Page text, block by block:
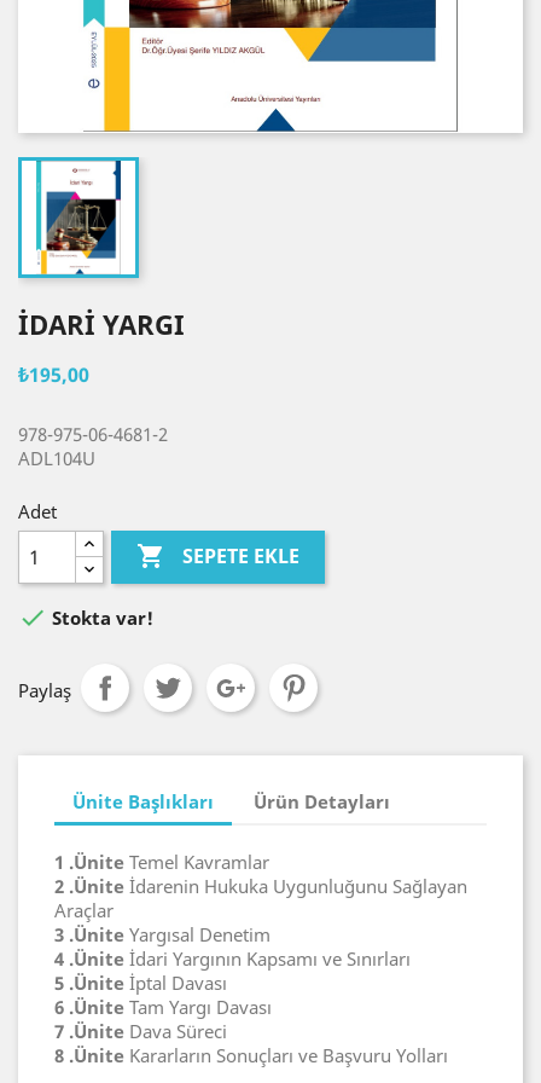
İDARİ YARGI
₺195,00
978-975-06-4681-2
ADL104U
Adet
 SEPETE EKLE
 Stokta var!
Paylaş
Ünite Başlıkları Ürün Detayları
1 .Ünite Temel Kavramlar
2 .Ünite İdarenin Hukuka Uygunluğunu Sağlayan
Araçlar
3 .Ünite Yargısal Denetim
4 .Ünite İdari Yargının Kapsamı ve Sınırları
5 .Ünite İptal Davası
6 .Ünite Tam Yargı Davası
7 .Ünite Dava Süreci
8 .Ünite Kararların Sonuçları ve Başvuru Yolları